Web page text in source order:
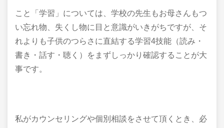
こと「学習」については、学校の先生もお母さんもつ
い忘れ物、失くし物に目と意識がいきがちですが、そ
れよりも子供のつらさに直結する学習4技能（読み・
書き・話す・聴く）をまずしっかり確認することが大
事です。
私がカウンセリングや個別相談をさせて頂くとき、必